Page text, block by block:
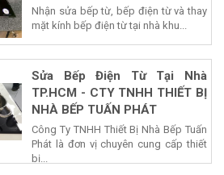
Nhận sửa bếp từ, bếp điện từ và thay
mặt kính bếp điện từ tại nhà khu...
Sửa Bếp Điện Từ Tại Nhà
TP.HCM - CTY TNHH THIẾT BỊ
NHÀ BẾP TUẤN PHÁT
Công Ty TNHH Thiết Bị Nhà Bếp Tuấn
Phát là đơn vị chuyên cung cấp thiết
bị...